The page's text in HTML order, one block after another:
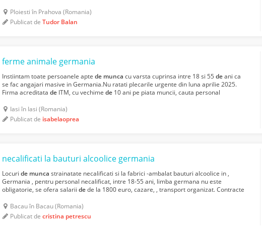
Ploiesti în Prahova (Romania)
Publicat deTudor Balan
ferme animale germania
Instiintam toate persoanele aptede munca cu varsta cuprinsa intre 18 si 55deani ca
se fac angajari masive in Germania.Nu ratati plecarile urgente din luna aprilie 2025.
Firma acreditatade ITM, cu vechimede 10 ani pe piata muncii, cauta personal
Iasi în Iasi (Romania)
Publicat de isabelaoprea
necalificati la bauturi alcoolice germania
Locuride munca strainatate necalificati si la fabrici -ambalat bauturi alcoolice in ,
Germania , pentru personal necalificat, intre 18-55 ani, limba germana nu este
obligatorie, se ofera salariidede la 1800 euro, cazare, , transport organizat. Contracte
Bacau în Bacau (Romania)
Publicat decristina petrescu